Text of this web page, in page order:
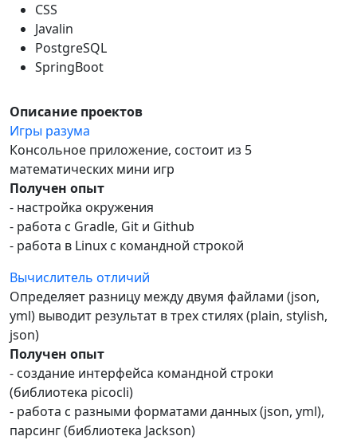
CSS
Javalin
PostgreSQL
SpringBoot
Описание проектов
Игры разума
Консольное приложение, состоит из 5
математических мини игр
Получен опыт
- настройка окружения
- работа с Gradle, Git и Github
- работа в Linux с командной строкой
Вычислитель отличий
Определяет разницу между двумя файлами (json,
yml) выводит результат в трех стилях (plain, stylish,
json)
Получен опыт
- создание интерфейса командной строки
(библиотека picocli)
- работа с разными форматами данных (json, yml),
парсинг (библиотека Jackson)